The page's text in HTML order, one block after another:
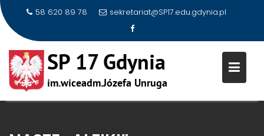
58 620 89 78 sekretariat@SP17.edu.gdynia.pl